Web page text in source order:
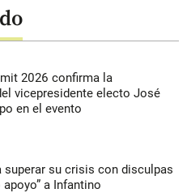
2026 confirma la
vicepresidente electo José
en el evento
superar su crisis con disculpas
a Infantino